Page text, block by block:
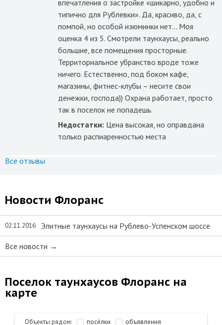
впечатления о застройке «шикарно, удобно и
типично для Рублевки». Да, красиво, да, с
помпой, но особой изюминки нет… Моя
оценка 4 из 5. Смотрели таунхаусы, реально
большие, все помещения просторные.
Территориальное убранство вроде тоже
ничего. Естественно, под боком кафе,
магазины, фитнес-клубы – несите свои
денежки, господа)) Охрана работает, просто
так в поселок не попадешь.
Недостатки: Цена высокая, но оправдана
только распиаренностью места
Все отзывы
Новости Флоранс
02.11.2016 Элитные таунхаусы на Рублево-Успенском шоссе
Все новости →
Поселок таунхаусов Флоранс на
карте
Объекты рядом: посёлки объявления